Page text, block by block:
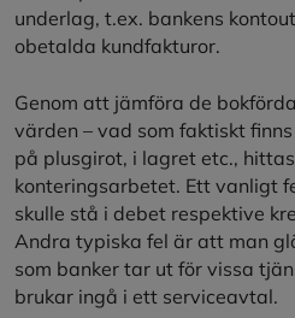
underlag, t.ex. bankens
obetalda kundfakturor.
Genom att jämföra de
värden – vad som faktiskt
på plusgirot, i lagret etc.,
konteringsarbetet. Ett vanligt
skulle stå i debet respektive
Andra typiska fel är att man
som banker tar ut för vissa
brukar ingå i ett serviceavtal.